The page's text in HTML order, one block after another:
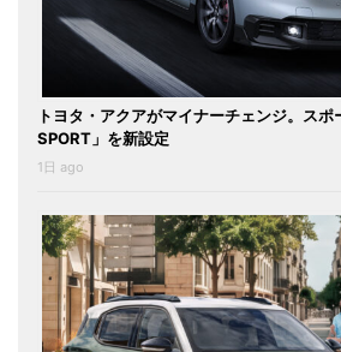
トヨタ・アクアがマイナーチェンジ。スポ
SPORT」を新設定
1日 ago